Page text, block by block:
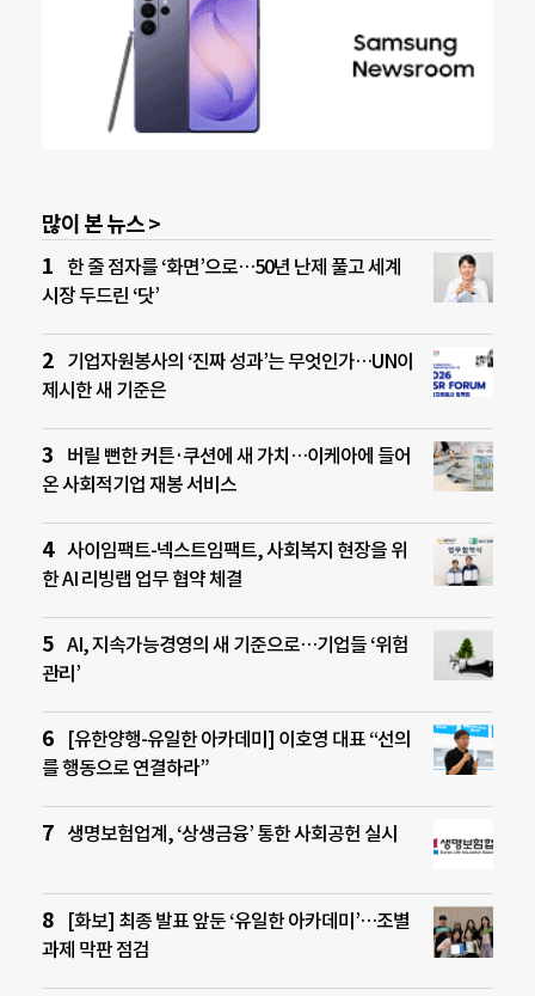
많이 본 뉴스 >
한 줄 점자를 ‘화면’으로…50년 난제 풀고 세계
시장 두드린 ‘닷’
기업자원봉사의 ‘진짜 성과’는 무엇인가…UN이
제시한 새 기준은
버릴 뻔한 커튼·쿠션에 새 가치…이케아에 들어
온 사회적기업 재봉 서비스
사이임팩트-넥스트임팩트, 사회복지 현장을 위
한 AI 리빙랩 업무 협약 체결
AI, 지속가능경영의 새 기준으로…기업들 ‘위험
관리’
[유한양행-유일한 아카데미] 이호영 대표 “선의
를 행동으로 연결하라”
생명보험업계, ‘상생금융’ 통한 사회공헌 실시
[화보] 최종 발표 앞둔 ‘유일한 아카데미’…조별
과제 막판 점검